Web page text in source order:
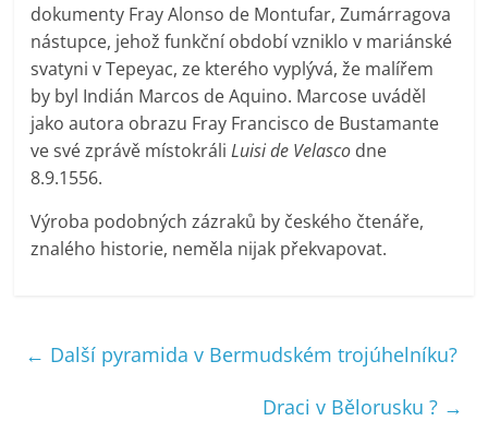
dokumenty Fray Alonso de Montufar, Zumárragova
nástupce, jehož funkční období vzniklo v mariánské
svatyni v Tepeyac, ze kterého vyplývá, že malířem
by byl Indián Marcos de Aquino. Marcose uváděl
jako autora obrazu Fray Francisco de Bustamante
ve své zprávě místokráliLuisi de Velasco dne
8.9.1556.
Výroba podobných zázraků by českého čtenáře,
znalého historie, neměla nijak překvapovat.
← Další pyramida v Bermudském trojúhelníku?
Draci v Bělorusku ? →